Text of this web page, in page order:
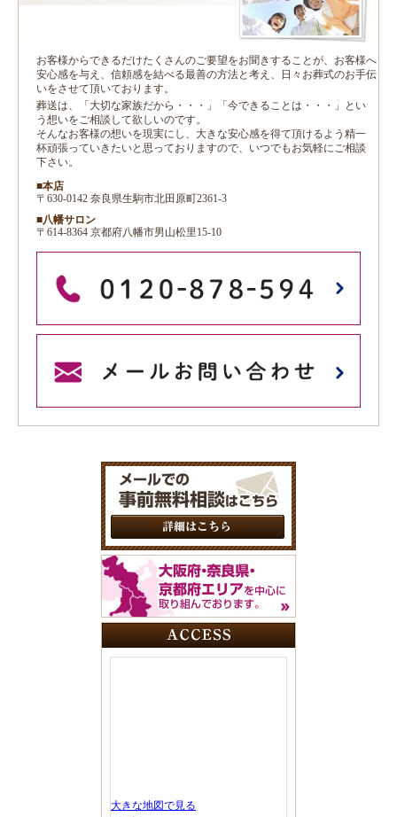
お客様からできるだけたくさんのご要望をお聞きすることが、お客様へ
安心感を与え、信頼感を結べる最善の方法と考え、日々お葬式のお手伝
いをさせて頂いております。
葬送は、「大切な家族だから・・・」「今できることは・・・」とい
う想いをご相談して欲しいのです。
そんなお客様の想いを現実にし、大きな安心感を得て頂けるよう精一
杯頑張っていきたいと思っておりますので、いつでもお気軽にご相談
下さい。
■本店
〒630-0142 奈良県生駒市北田原町2361-3
■八幡サロン
〒614-8364 京都府八幡市男山松里15-10
大きな地図で見る